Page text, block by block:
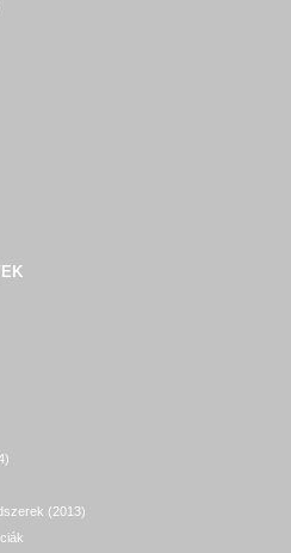
(2013)